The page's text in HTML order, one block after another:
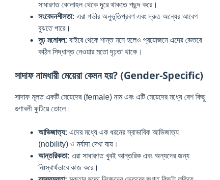
সাধারণত কোলাহল থেকে দূরে থাকতে পছন্দ করে।
সংবেদনশীলতা: এরা গভীর অনুভূতিপ্রবণ এবং দ্রুত অন্যের আবেগ
বুঝতে পারে।
দৃঢ় মনোবল: বাইরে থেকে শান্ত মনে হলেও প্রয়োজনে এদের ভেতরে
কঠিন সিদ্ধান্ত নেওয়ার মতো দৃঢ়তা থাকে।
সাদাফ নামধারী মেয়েরা কেমন হয়? (Gender-Specific)
সাদাফ মূলত একটি মেয়েদের (female) নাম এবং এটি মেয়েদের মধ্যে বেশ কিছু
গুণাবলী ফুটিয়ে তোলে।
আভিজাত্য: এদের মধ্যে এক ধরনের স্বাভাবিক আভিজাত্য
(nobility) ও মর্যাদা দেখা যায়।
আন্তরিকতা: এরা সাধারণত খুবই আন্তরিক এবং অন্যদের জন্য
নিঃস্বার্থভাবে কাজ করে।